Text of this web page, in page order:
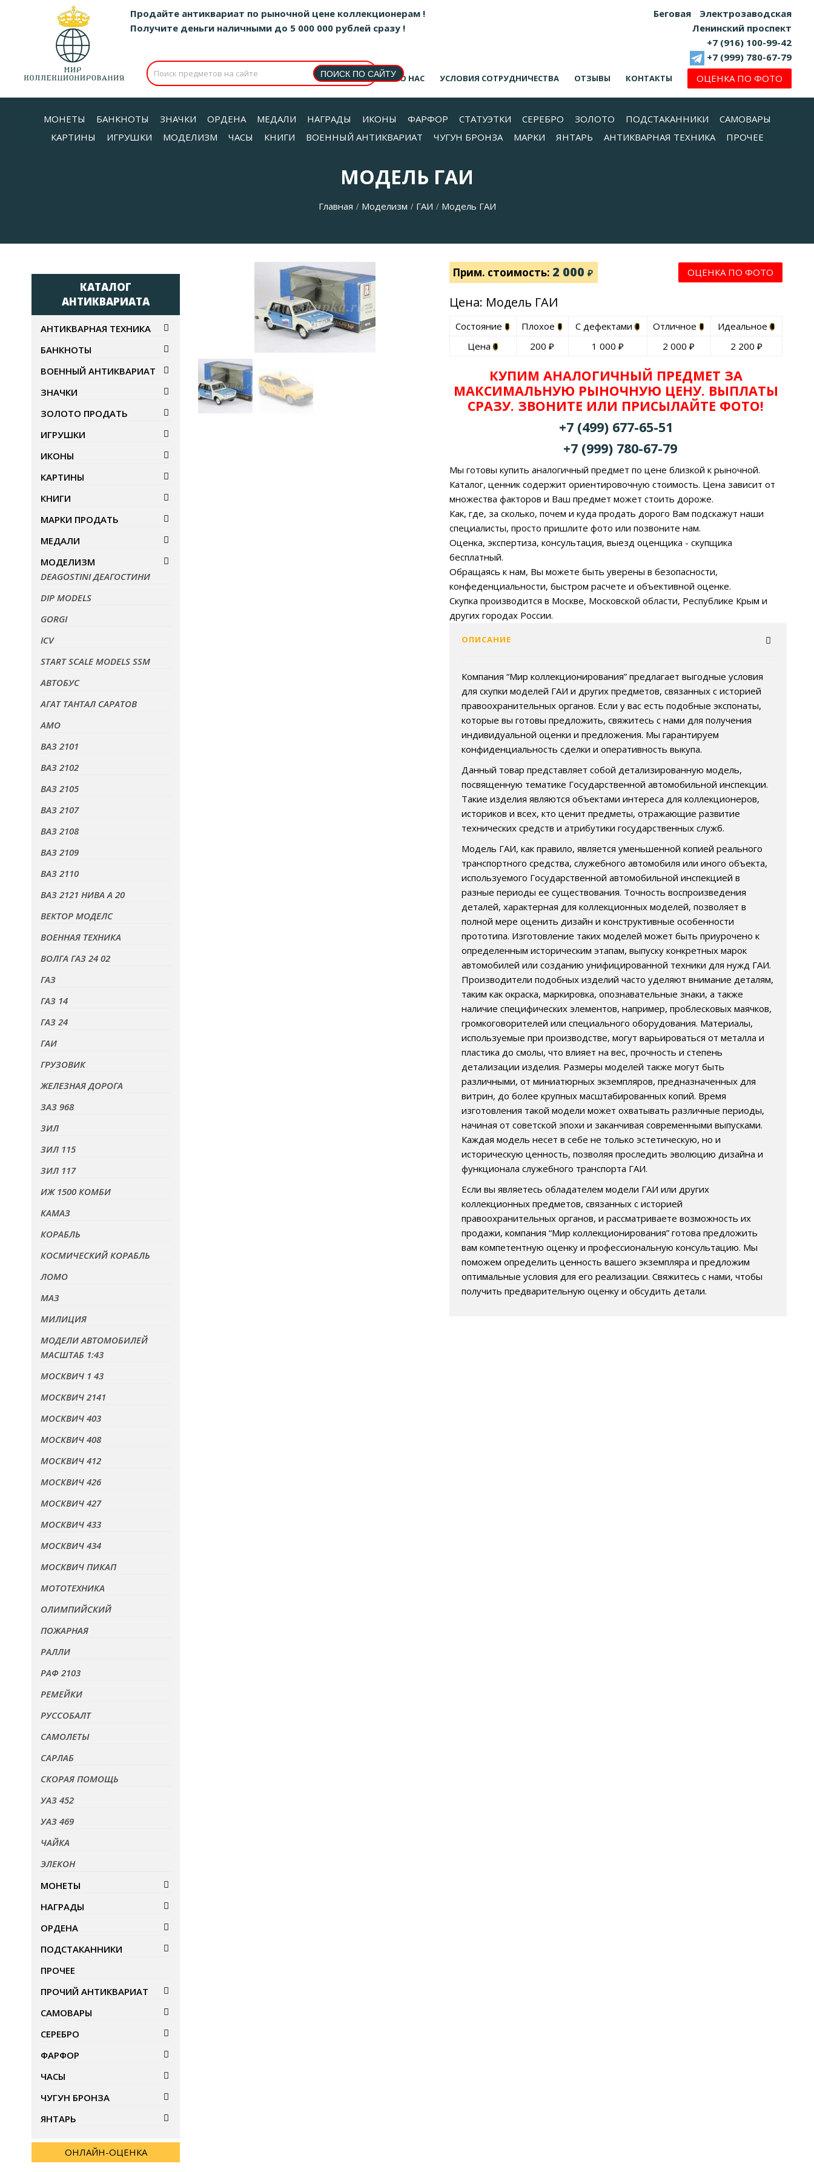
Продайте антиквариат по рыночной цене коллекционерам ! Беговая
Электрозаводская
Получите деньги наличными до 5 000 000 рублей сразу !
Ленинский проспект
+7 (916) 100-99-42
+7 (999) 780-67-79
О НАС УСЛОВИЯ СОТРУДНИЧЕСТВА ОТЗЫВЫ КОНТАКТЫ ОЦЕНКА ПО ФОТО
МОНЕТЫ БАНКНОТЫ ЗНАЧКИ ОРДЕНА МЕДАЛИ НАГРАДЫ ИКОНЫ ФАРФОР СТАТУЭТКИ СЕРЕБРО ЗОЛОТО ПОДСТАКАННИКИ
САМОВАРЫ
КАРТИНЫ
ИГРУШКИ МОДЕЛИЗМ ЧАСЫ КНИГИ ВОЕННЫЙ АНТИКВАРИАТ ЧУГУН БРОНЗА МАРКИ ЯНТАРЬ АНТИКВАРНАЯ ТЕХНИКА ПРОЧЕЕ
МОДЕЛЬ ГАИ
Главная / Моделизм / ГАИ / Модель ГАИ
НЕТ В НАЛИЧИИ
Прим. стоимость: 2 000 ₽ ОЦЕНКА ПО ФОТО
Цена: Модель ГАИ
Состояние
Цена
Плохое
200₽
С дефектами
1 000 ₽
Отличное
2 000₽
Идеальное
2 200 ₽
КУПИМ АНАЛОГИЧНЫЙ ПРЕДМЕТ ЗА
МАКСИМАЛЬНУЮ РЫНОЧНУЮ ЦЕНУ. ВЫПЛАТЫ
СРАЗУ. ЗВОНИТЕ ИЛИ ПРИСЫЛАЙТЕ ФОТО!
+7 (499) 677-65-51
+7 (999) 780-67-79
Мы готовы купить аналогичный предмет по цене близкой к рыночной.
Каталог, ценник содержит ориентировочную стоимость. Цена зависит от
множества факторов и Ваш предмет может стоить дороже.
Как, где, за сколько, почем и куда продать дорого Вам подскажут наши
специалисты, просто пришлите фото или позвоните нам.
Оценка, экспертиза, консультация, выезд оценщика - скупщика
бесплатный.
Обращаясь к нам, Вы можете быть уверены в безопасности,
конфеденциальности, быстром расчете и объективной оценке.
Скупка производится в Москве, Московской области, Республике Крым и
других городах России.
ОПИСАНИЕ
Компания “Мир коллекционирования” предлагает выгодные условия
для скупки моделей ГАИ и других предметов, связанных с историей
правоохранительных органов. Если у вас есть подобные экспонаты,
которые вы готовы предложить, свяжитесь с нами для получения
индивидуальной оценки и предложения. Мы гарантируем
конфиденциальность сделки и оперативность выкупа.
Данный товар представляет собой детализированную модель,
посвященную тематике Государственной автомобильной инспекции.
Такие изделия являются объектами интереса для коллекционеров,
историков и всех, кто ценит предметы, отражающие развитие
технических средств и атрибутики государственных служб.
Модель ГАИ, как правило, является уменьшенной копией реального
транспортного средства, служебного автомобиля или иного объекта,
используемого Государственной автомобильной инспекцией в
разные периоды ее существования. Точность воспроизведения
деталей, характерная для коллекционных моделей, позволяет в
полной мере оценить дизайн и конструктивные особенности
прототипа. Изготовление таких моделей может быть приурочено к
определенным историческим этапам, выпуску конкретных марок
автомобилей или созданию унифицированной техники для нужд ГАИ.
Производители подобных изделий часто уделяют внимание деталям,
таким как окраска, маркировка, опознавательные знаки, а также
наличие специфических элементов, например, проблесковых маячков,
громкоговорителей или специального оборудования. Материалы,
используемые при производстве, могут варьироваться от металла и
пластика до смолы, что влияет на вес, прочность и степень
детализации изделия. Размеры моделей также могут быть
различными, от миниатюрных экземпляров, предназначенных для
витрин, до более крупных масштабированных копий. Время
изготовления такой модели может охватывать различные периоды,
начиная от советской эпохи и заканчивая современными выпусками.
Каждая модель несет в себе не только эстетическую, но и
историческую ценность, позволяя проследить эволюцию дизайна и
функционала служебного транспорта ГАИ.
Если вы являетесь обладателем модели ГАИ или других
коллекционных предметов, связанных с историей
правоохранительных органов, и рассматриваете возможность их
продажи, компания “Мир коллекционирования” готова предложить
вам компетентную оценку и профессиональную консультацию. Мы
поможем определить ценность вашего экземпляра и предложим
оптимальные условия для его реализации. Свяжитесь с нами, чтобы
получить предварительную оценку и обсудить детали.
КАТАЛОГ
АНТИКВАРИАТА
АНТИКВАРНАЯ ТЕХНИКА
БАНКНОТЫ
ВОЕННЫЙ АНТИКВАРИАТ
ЗНАЧКИ
ЗОЛОТО ПРОДАТЬ
ИГРУШКИ
ИКОНЫ
КАРТИНЫ
КНИГИ
МАРКИ ПРОДАТЬ
МЕДАЛИ
МОДЕЛИЗМ
DEAGOSTINI ДЕАГОСТИНИ
DIP MODELS
GORGI
ICV
START SCALE MODELS SSM
АВТОБУС
АГАТ ТАНТАЛ САРАТОВ
АМО
ВАЗ 2101
ВАЗ 2102
ВАЗ 2105
ВАЗ 2107
ВАЗ 2108
ВАЗ 2109
ВАЗ 2110
ВАЗ 2121 НИВА А 20
ВЕКТОР МОДЕЛС
ВОЕННАЯ ТЕХНИКА
ВОЛГА ГАЗ 24 02
ГАЗ
ГАЗ 14
ГАЗ 24
ГАИ
ГРУЗОВИК
ЖЕЛЕЗНАЯ ДОРОГА
ЗАЗ 968
ЗИЛ
ЗИЛ 115
ЗИЛ 117
ИЖ 1500 КОМБИ
КАМАЗ
КОРАБЛЬ
КОСМИЧЕСКИЙ КОРАБЛЬ
ЛОМО
МАЗ
МИЛИЦИЯ
МОДЕЛИ АВТОМОБИЛЕЙ
МАСШТАБ 1:43
МОСКВИЧ 1 43
МОСКВИЧ 2141
МОСКВИЧ 403
МОСКВИЧ 408
МОСКВИЧ 412
МОСКВИЧ 426
МОСКВИЧ 427
МОСКВИЧ 433
МОСКВИЧ 434
МОСКВИЧ ПИКАП
МОТОТЕХНИКА
ОЛИМПИЙСКИЙ
ПОЖАРНАЯ
РАЛЛИ
РАФ 2103
РЕМЕЙКИ
РУССОБАЛТ
САМОЛЕТЫ
САРЛАБ
СКОРАЯ ПОМОЩЬ
УАЗ 452
УАЗ 469
ЧАЙКА
ЭЛЕКОН
МОНЕТЫ
НАГРАДЫ
ОРДЕНА
ПОДСТАКАННИКИ
ПРОЧЕЕ
ПРОЧИЙ АНТИКВАРИАТ
САМОВАРЫ
СЕРЕБРО
ФАРФОР
ЧАСЫ
ЧУГУН БРОНЗА
ЯНТАРЬ
ОНЛАЙН-ОЦЕНКА